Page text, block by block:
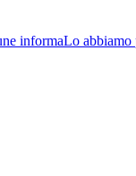
informaLo abbiamo